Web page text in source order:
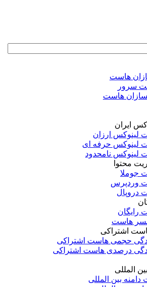
هاست
سرور
هاست
ایران
لینوکس ارزان
لینوکس حرفه ای
لینوکس نامحدود
محتوا
جوملا
وردپرس
دروپال
رایگان
هاست
اشتراکی
حجمی هاست اشتراکی
درصدی هاست اشتراکی
المللی
دامنه بین المللی